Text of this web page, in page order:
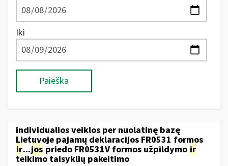
Iki
Paieška
individualios veiklos per nuolatinę bazę
Lietuvoje pajamų deklaracijos FR0531 formos
ir...jos priedo FR0531V formos užpildymo ir
teikimo taisyklių pakeitimo